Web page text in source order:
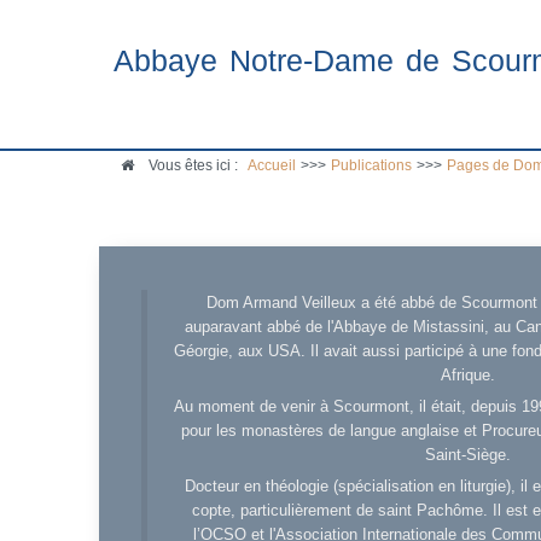
Abbaye Notre-Dame de
Vous êtes ici : Accueil >>> Publications >>> Pages de
Dom Armand Veilleux a été abbé de
auparavant abbé de l'Abbaye de Mistassini, au
Géorgie, aux USA. Il avait aussi participé à une
Afrique.
Au moment de venir à Scourmont, il était, depuis
pour les monastères de langue anglaise et
Saint-Siège.
Docteur en théologie (spécialisation en liturgie), il
copte, particulièrement de saint Pachôme. Il est
l’OCSO et l'Association Internationale des